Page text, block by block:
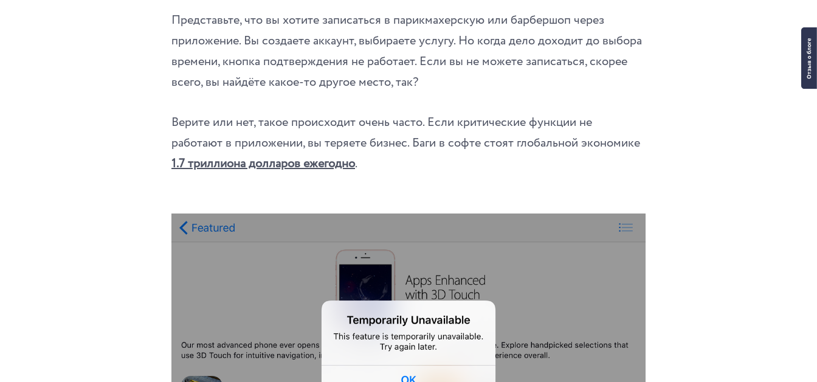
Представьте, что вы хотите записаться в парикмахерскую или барбершоп через
приложение. Вы создаете аккаунт, выбираете услугу. Но когда дело доходит до выбора
времени, кнопка подтверждения не работает. Если вы не можете записаться, скорее
всего, вы найдёте какое-то другое место, так?
Верите или нет, такое происходит очень часто. Если критические функции не
работают в приложении, вы теряете бизнес. Баги в софте стоят глобальной экономике
1.7 триллиона долларов ежегодно.